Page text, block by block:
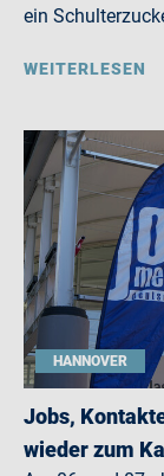
ein
WEITERLESEN
HANNOVER
Jobs,
wieder zum